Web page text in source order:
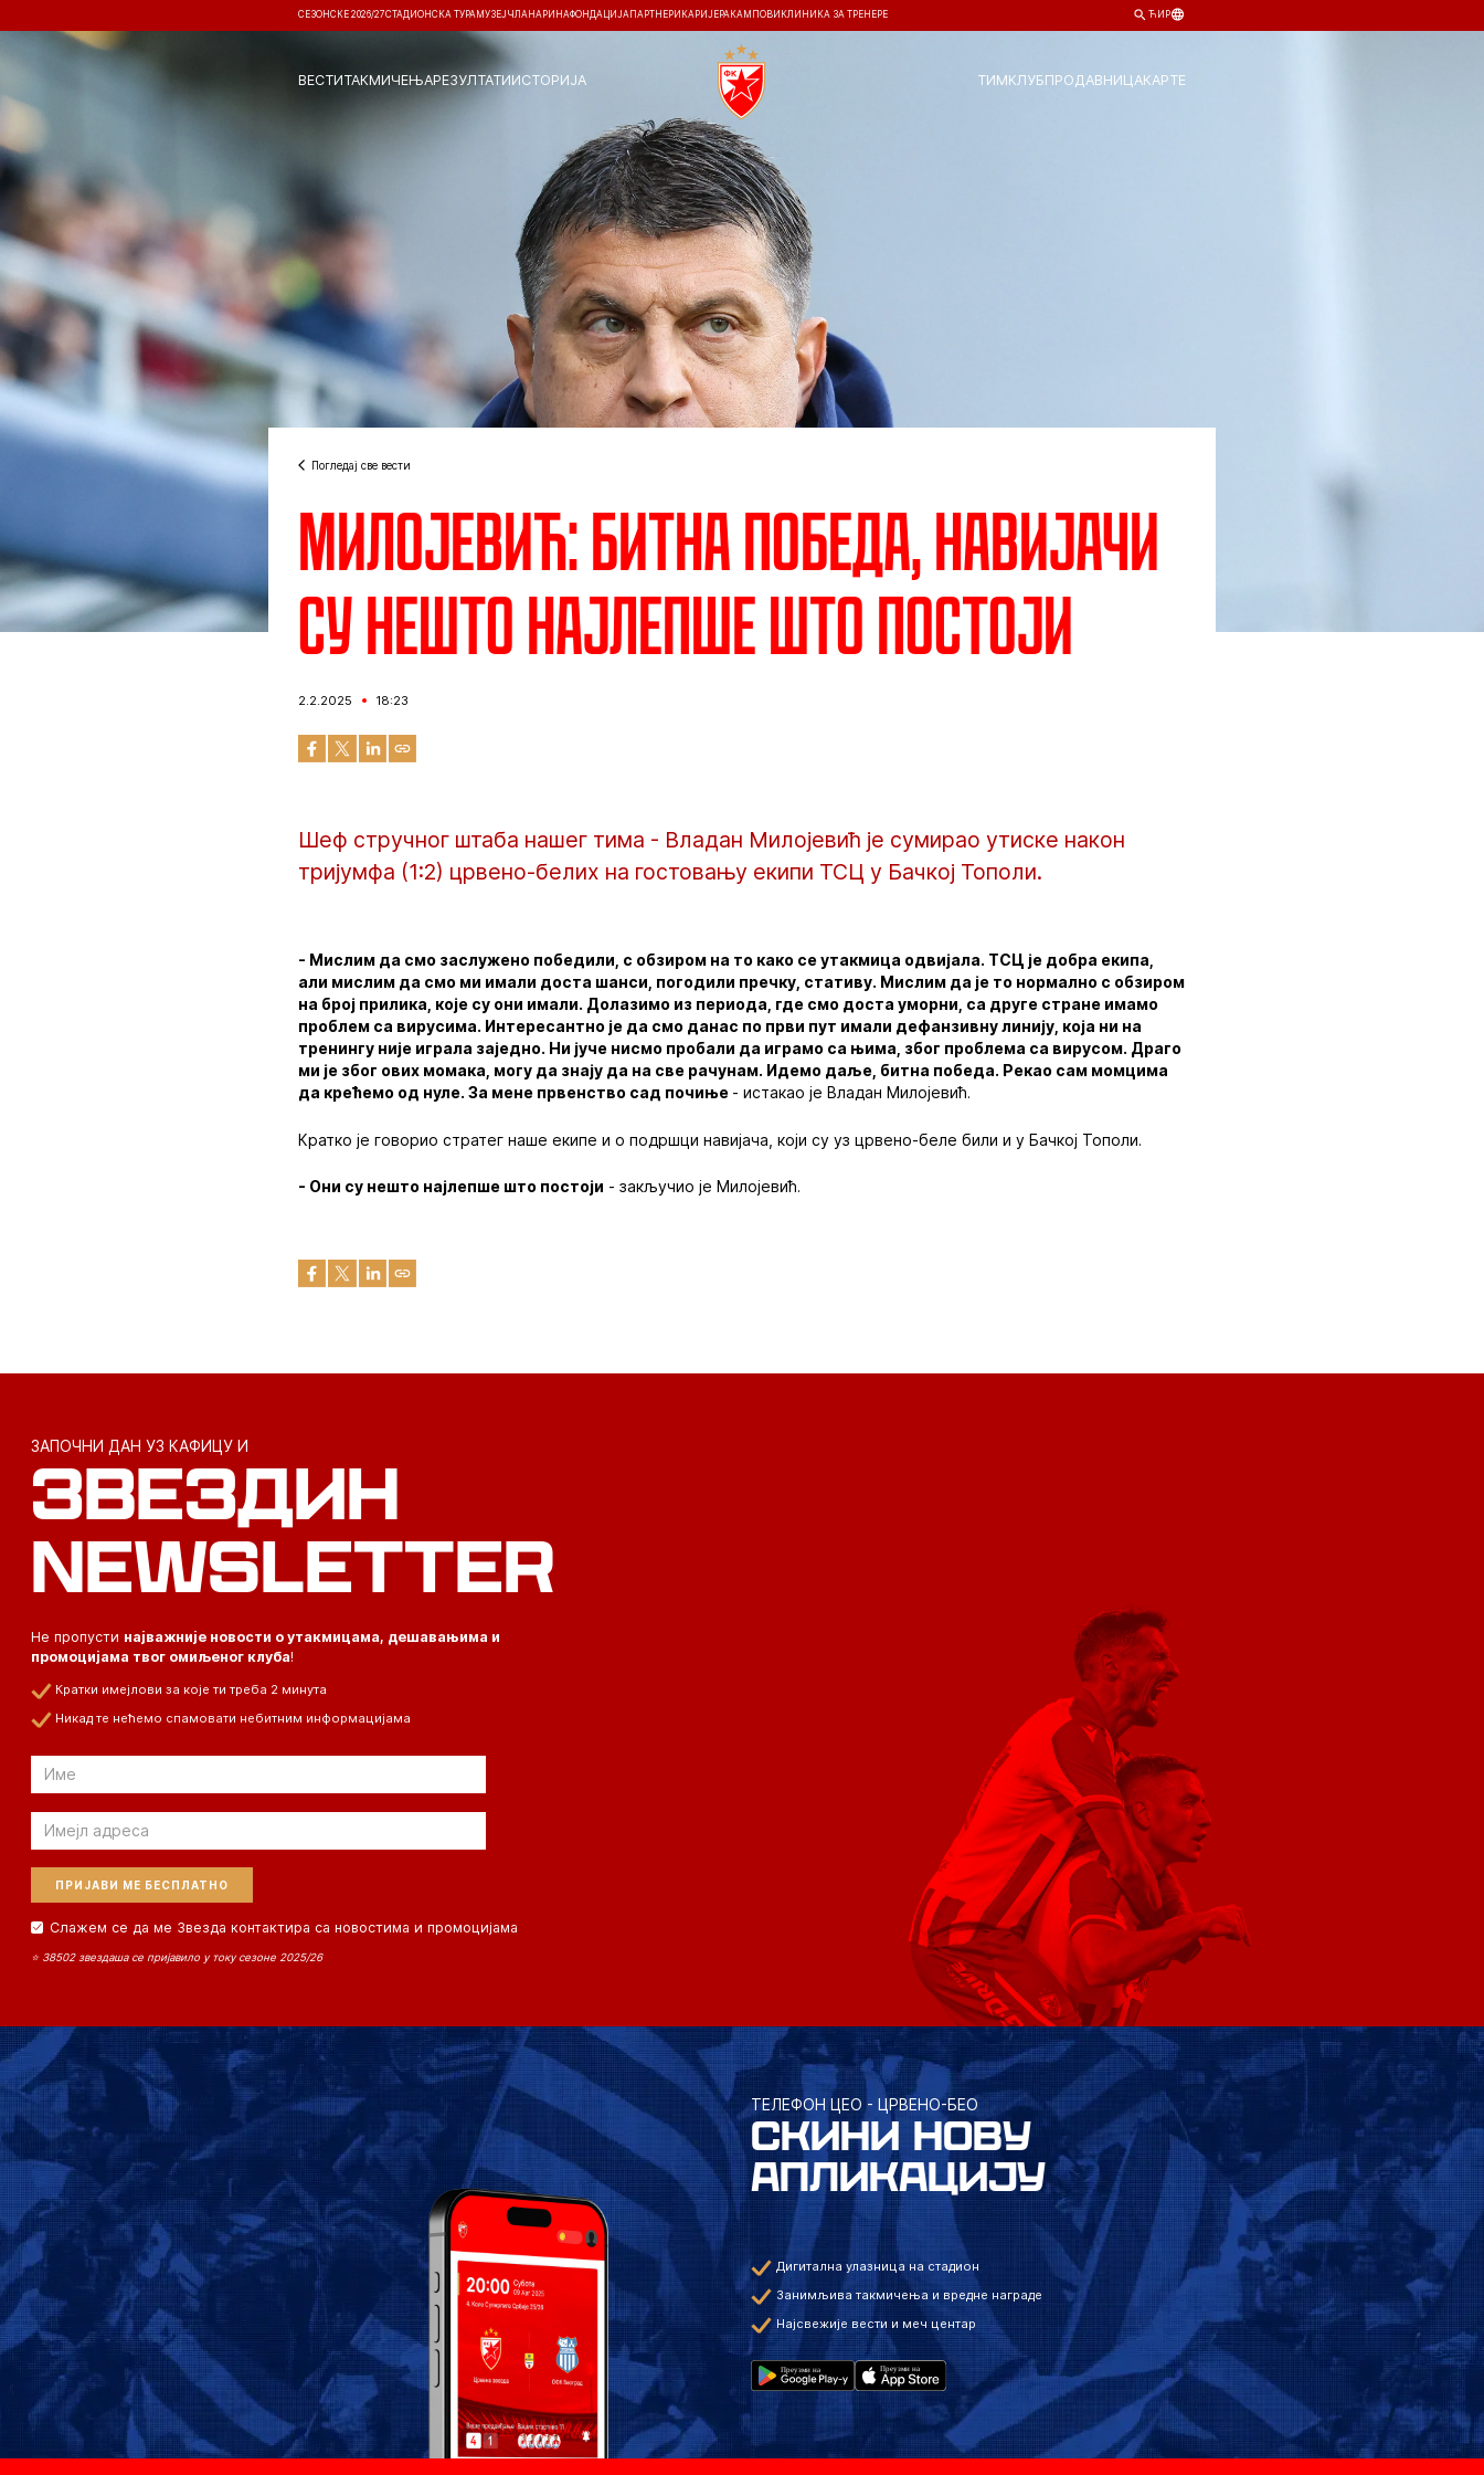
СЕЗОНСКЕ 2026/27СТАДИОНСКА ТУРА МУЗЕЈ ЧЛАНАРИНАФОНДАЦИЈА ПАРТНЕРИ КАРИЈЕРА КАМПОВИ КЛИНИКА ЗА ТРЕНЕРЕ ЋИР
ВЕСТИТАКМИЧЕЊАРЕЗУЛТАТИИСТОРИЈА ТИМКЛУБПРОДАВНИЦАКАРТЕ
Погледај све вести
Милојевић: Битна победа, навијачи
су нешто најлепше што постоји
2.2.2025 18:23
Шеф стручног штаба нашег тима - Владан Милојевић је сумирао утиске након
тријумфа (1:2) црвено-белих на гостовању екипи ТСЦ у Бачкој Тополи.
- Мислим да смо заслужено победили, с обзиром на то како се утакмица одвијала. ТСЦ је добра екипа,
али мислим да смо ми имали доста шанси, погодили пречку, стативу. Мислим да је то нормално с обзиром
на број прилика, које су они имали. Долазимо из периода, где смо доста уморни, са друге стране имамо
проблем са вирусима. Интересантно је да смо данас по први пут имали дефанзивну линију, која ни на
тренингу није играла заједно. Ни јуче нисмо пробали да играмо са њима, због проблема са вирусом. Драго
ми је због ових момака, могу да знају да на све рачунам. Идемо даље, битна победа. Рекао сам момцима
да крећемо од нуле. За мене првенство сад почиње - истакао је Владан Милојевић.
Кратко је говорио стратег наше екипе и о подршци навијача, који су уз црвено-беле били и у Бачкој Тополи.
- Они су нешто најлепше што постоји - закључио је Милојевић.
ЗАПОЧНИ ДАН УЗ КАФИЦУ И
ЗВЕЗДИН
NEWSLETTER
Не пропусти најважније новости о утакмицама, дешавањима и
промоцијама твог омиљеног клуба!
Кратки имејлови за које ти треба 2 минута
Никад те нећемо спамовати небитним информацијама
Email
Email
Слажем се да ме Звезда контактира са новостима и промоцијама
⭐ 38502 звездаша се пријавило у току сезоне 2025/26
ТЕЛЕФОН ЦЕО - ЦРВЕНО-БЕО
СКИНИ НОВУ
АПЛИКАЦИЈУ
Дигитална улазница на стадион
Занимљива такмичења и вредне награде
Најсвежије вести и меч центар